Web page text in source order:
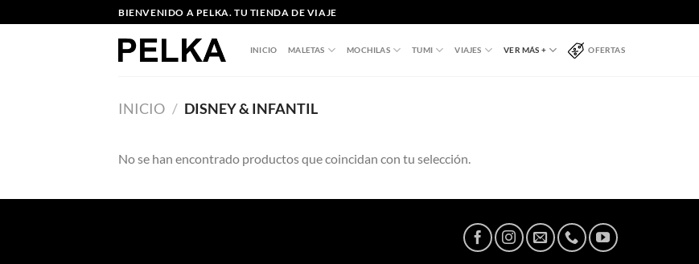
al
BIENVENIDO A PELKA. TU TIENDA DE VIAJE
INICIO MALETAS MOCHILAS TUMI VIAJES VER MÁS + OFERTAS
INICIO / DISNEY & INFANTIL
No se han encontrado productos que coincidan con tu selección.